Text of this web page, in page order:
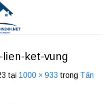
ket-vung
tại 1000 × 933 trong Tấn